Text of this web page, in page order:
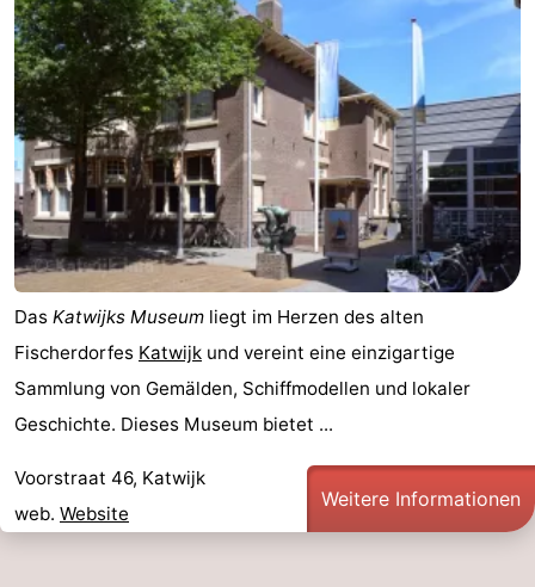
Das Katwijks Museum liegt im Herzen des alten
Fischerdorfes Katwijk und vereint eine einzigartige
Sammlung von Gemälden, Schiffmodellen und lokaler
Geschichte. Dieses Museum bietet ...
Voorstraat 46, Katwijk
web. Website
Weitere Informationen